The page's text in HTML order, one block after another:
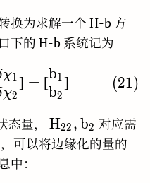
换为求解一个 H-b 方
下的 H-b 系统记为
\rm
χ1
χ2
] = [b1
b2
] (21)
态量，\rm
H_{22},
H22 , b2 对应需
可以将边缘化的量的
中：